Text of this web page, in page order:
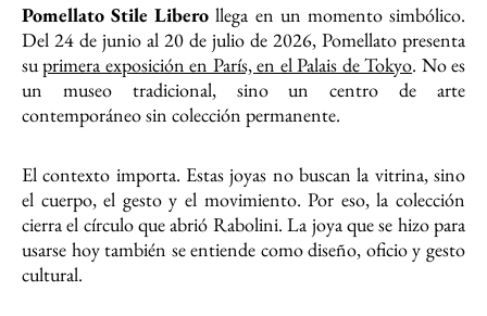
Pomellato Stile Libero llega en un momento simbólico.
Del 24 de junio al 20 de julio de 2026, Pomellato presenta
suprimera exposición en París, en el Palais de Tokyo. No es
un museo tradicional, sino un centro de arte
contemporáneo sin colección permanente.
El contexto importa. Estas joyas no buscan la vitrina, sino
el cuerpo, el gesto y el movimiento. Por eso, la colección
cierra el círculo que abrió Rabolini. La joya que se hizo para
usarse hoy también se entiende como diseño, oficio y gesto
cultural.